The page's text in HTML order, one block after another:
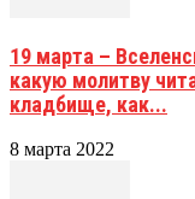
19 марта –
какую молитву
кладбище, как...
8 марта 2022